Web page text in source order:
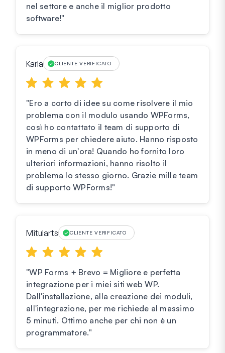
nel settore e anche il miglior prodotto
software!"
Karla CLIENTE VERIFICATO
"Ero a corto di idee su come risolvere il mio
problema con il modulo usando WPForms,
così ho contattato il team di supporto di
WPForms per chiedere aiuto. Hanno risposto
in meno di un'ora! Quando ho fornito loro
ulteriori informazioni, hanno risolto il
problema lo stesso giorno. Grazie mille team
di supporto WPForms!"
Mitularts CLIENTE VERIFICATO
"WP Forms + Brevo = Migliore e perfetta
integrazione per i miei siti web WP.
Dall'installazione, alla creazione dei moduli,
all'integrazione, per me richiede al massimo
5 minuti. Ottimo anche per chi non è un
programmatore."